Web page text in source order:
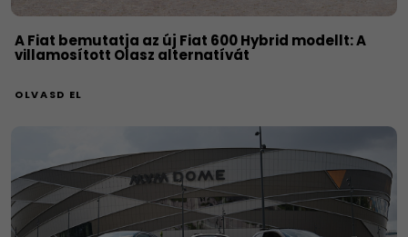
A Fiat bemutatja az új Fiat 600 Hybrid modellt: A
villamosított Olasz alternatívát
OLVASD EL